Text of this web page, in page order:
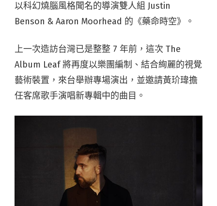
以科幻燒腦風格聞名的導演雙人組 Justin
Benson & Aaron Moorhead 的《藥命時空》。
上一次造訪台灣已是整整 7 年前，這次 The
Album Leaf 將再度以樂團編制、結合絢麗的視覺
藝術裝置，來台舉辦專場演出，並邀請黃玠瑋擔
任客席歌手演唱新專輯中的曲目。